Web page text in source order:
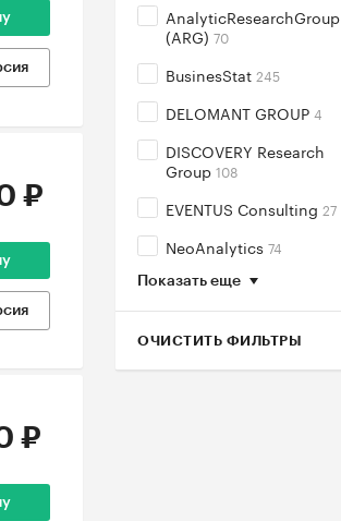
AnalyticResearchGroup
(ARG) 70
BusinesStat 245
DELOMANT GROUP 4
DISCOVERY Research
Group 108
EVENTUS Consulting 27
NeoAnalytics 74
Показать еще
ОЧИСТИТЬ ФИЛЬТРЫ
₽
₽